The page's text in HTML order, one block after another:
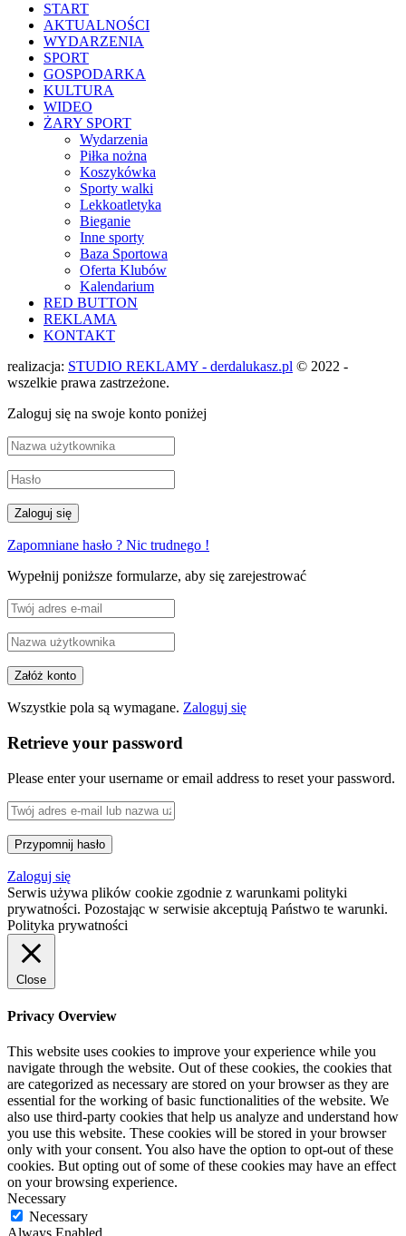
START
AKTUALNOŚCI
WYDARZENIA
SPORT
GOSPODARKA
KULTURA
WIDEO
ŻARY SPORT
Wydarzenia
Piłka nożna
Koszykówka
Sporty walki
Lekkoatletyka
Bieganie
Inne sporty
Baza Sportowa
Oferta Klubów
Kalendarium
RED BUTTON
REKLAMA
KONTAKT
realizacja: STUDIO REKLAMY - derdalukasz.pl © 2022 -
wszelkie prawa zastrzeżone.
Zaloguj się na swoje konto poniżej
Zapomniane hasło ? Nic trudnego !
Wypełnij poniższe formularze, aby się zarejestrować
Wszystkie pola są wymagane. Zaloguj się
Retrieve your password
Please enter your username or email address to reset your password.
Zaloguj się
Serwis używa plików cookie zgodnie z warunkami polityki
prywatności. Pozostając w serwisie akceptują Państwo te warunki.
Polityka prywatności
Close
Privacy Overview
This website uses cookies to improve your experience while you
navigate through the website. Out of these cookies, the cookies that
are categorized as necessary are stored on your browser as they are
essential for the working of basic functionalities of the website. We
also use third-party cookies that help us analyze and understand how
you use this website. These cookies will be stored in your browser
only with your consent. You also have the option to opt-out of these
cookies. But opting out of some of these cookies may have an effect
on your browsing experience.
Necessary
Necessary